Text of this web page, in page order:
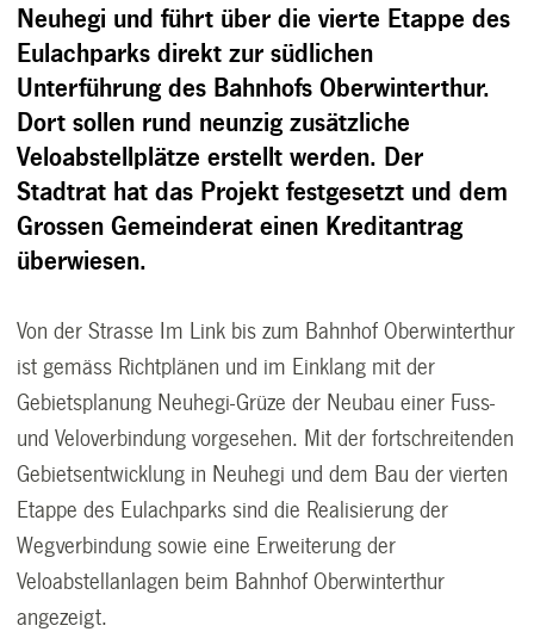
Neuhegi und führt über die vierte Etappe des
Eulachparks direkt zur südlichen
Unterführung des Bahnhofs Oberwinterthur.
Dort sollen rund neunzig zusätzliche
Veloabstellplätze erstellt werden. Der
Stadtrat hat das Projekt festgesetzt und dem
Grossen Gemeinderat einen Kreditantrag
überwiesen.
Von der Strasse Im Link bis zum Bahnhof Oberwinterthur
ist gemäss Richtplänen und im Einklang mit der
Gebietsplanung Neuhegi-Grüze der Neubau einer Fuss-
und Veloverbindung vorgesehen. Mit der fortschreitenden
Gebietsentwicklung in Neuhegi und dem Bau der vierten
Etappe des Eulachparks sind die Realisierung der
Wegverbindung sowie eine Erweiterung der
Veloabstellanlagen beim Bahnhof Oberwinterthur
angezeigt.